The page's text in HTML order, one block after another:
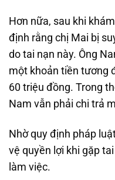
Hơn nữa, sau khi
định rằng chị Mai bị
do tai nạn này. Ông
một khoản tiền tương
60 triệu đồng. Trong
Nam vẫn phải chi trả
Nhờ quy định pháp
vệ quyền lợi khi gặp
làm việc.